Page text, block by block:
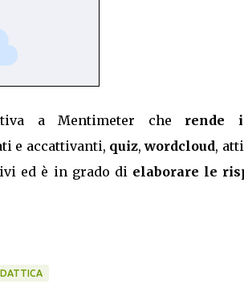
a Mentimeter che rende
e accattivanti, quiz,wordcloud,
ed è in grado di elaborare le